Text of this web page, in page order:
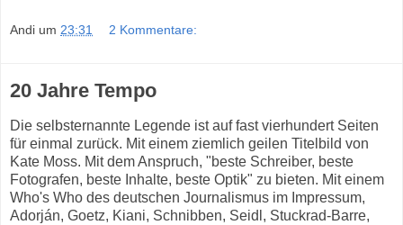
Andi um 23:31 2 Kommentare:
20 Jahre Tempo
Die selbsternannte Legende ist auf fast vierhundert Seiten
für einmal zurück. Mit einem ziemlich geilen Titelbild von
Kate Moss. Mit dem Anspruch, "beste Schreiber, beste
Fotografen, beste Inhalte, beste Optik" zu bieten. Mit einem
Who's Who des deutschen Journalismus im Impressum,
Adorján, Goetz, Kiani, Schnibben, Seidl, Stuckrad-Barre,